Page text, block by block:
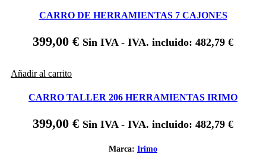
CARRO DE HERRAMIENTAS 7 CAJONES
399,00 € Sin IVA - IVA. incluido: 482,79 €
Añadir al carrito
CARRO TALLER 206 HERRAMIENTAS IRIMO
399,00 € Sin IVA - IVA. incluido: 482,79 €
Marca: Irimo